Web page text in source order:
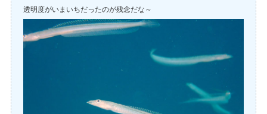
透明度がいまいちだったのが残念だな～